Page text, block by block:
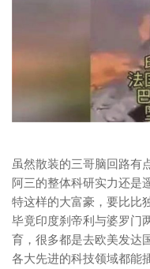
虽然散装的三哥脑回路有
阿三的整体科研实力还是
特这样的大富豪，要比比
毕竟印度刹帝利与婆罗门
育，很多都是去欧美发达
各大先进的科技领域都能